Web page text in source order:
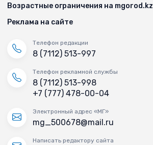
Возрастные ограничения на mgorod.kz
Реклама на сайте
Телефон редакции
8 (7112) 513-997
Телефон рекламной службы
8 (7112) 513-998
+7 (777) 478-00-04
Электронный адрес «МГ»
mg_500678@mail.ru
Написать редактору сайта